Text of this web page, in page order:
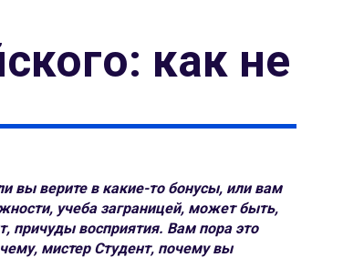
как не
вы верите в какие-то бонусы, или вам
учеба заграницей, может быть,
причуды восприятия. Вам пора это
мистер Студент, почему вы